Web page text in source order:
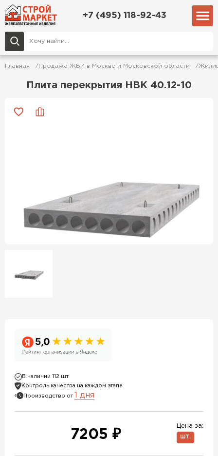
+7 (495) 118-92-43
Главная Продажа ЖБИ в Москве и Московской области
Плита перекрытия НВК 40.12-10
В наличии 112 шт
Контроль качества на каждом этапе
Производство от 1 дня
Цена за:
ШТ.
7205 ₽